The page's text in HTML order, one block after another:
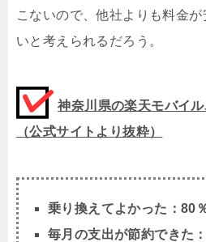
こないので、他社よりも料金
いと考えられるだろう。
神奈川県の楽天モバイ
（公式サイトより抜粋）
乗り換えてよかった：80
毎月の支出が節約できた